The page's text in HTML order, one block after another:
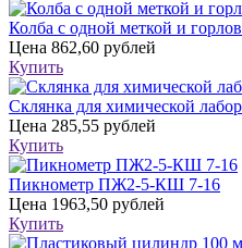
Колба с одной меткой и
Цена 862,60 рублей
Купить
Склянка для химической
Цена 285,55 рублей
Купить
Пикнометр ПЖ2-5-КШ 7-16
Цена 1963,50 рублей
Купить